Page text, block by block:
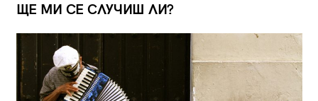
ЩЕ МИ СЕ СЛУЧИШ ЛИ?